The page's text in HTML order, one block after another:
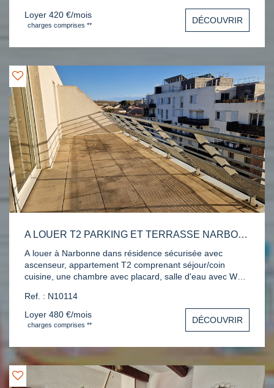
Loyer 420 €/mois
charges comprises ** DÉCOUVRIR
A LOUER T2 PARKING ET TERRASSE NARBONNE
A louer à Narbonne dans résidence sécurisée avec
ascenseur, appartement T2 comprenant séjour/coin
cuisine, une chambre avec placard, salle d'eau avec WC,
68 65 15 00 pour une visite.
Ref. : N10114
Loyer 480 €/mois
charges comprises ** DÉCOUVRIR